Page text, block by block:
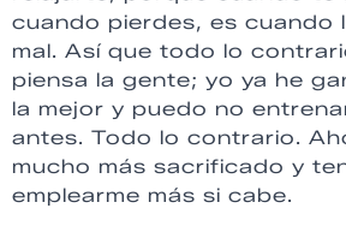
cuando pierdes, es cuando
mal. Así que todo lo
piensa la gente; yo ya he
la mejor y puedo no
antes. Todo lo contrario.
mucho más sacrificado y
emplearme más si cabe.